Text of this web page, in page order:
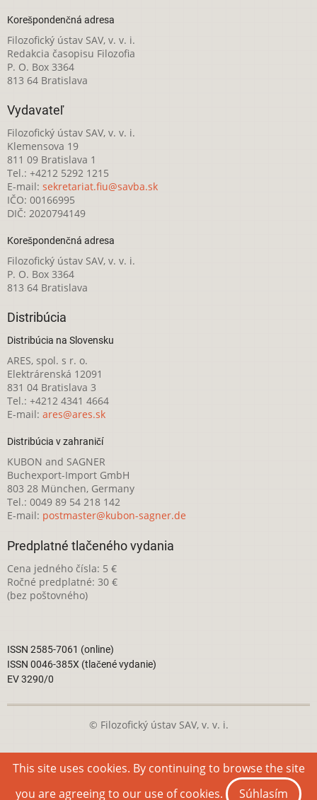
Korešpondenčná adresa
Filozofický ústav SAV, v. v. i.
Redakcia časopisu Filozofia
P. O. Box 3364
813 64 Bratislava
Vydavateľ
Filozofický ústav SAV, v. v. i.
Klemensova 19
811 09 Bratislava 1
Tel.: +4212 5292 1215
E-mail: sekretariat.fiu@savba.sk
IČO: 00166995
DIČ: 2020794149
Korešpondenčná adresa
Filozofický ústav SAV, v. v. i.
P. O. Box 3364
813 64 Bratislava
Distribúcia
Distribúcia na Slovensku
ARES, spol. s r. o.
Elektrárenská 12091
831 04 Bratislava 3
Tel.: +4212 4341 4664
E-mail: ares@ares.sk
Distribúcia v zahraničí
KUBON and SAGNER
Buchexport-Import GmbH
803 28 München, Germany
Tel.: 0049 89 54 218 142
E-mail: postmaster@kubon-sagner.de
Predplatné tlačeného vydania
Cena jedného čísla: 5 €
Ročné predplatné: 30 €
(bez poštovného)
ISSN 2585-7061 (online)
ISSN 0046-385X (tlačené vydanie)
EV 3290/0
© Filozofický ústav SAV, v. v. i.
Táto webová stránka je licencovaná podCreative Commons
Attribution-NonCommercial 4.0 International License
This site uses cookies. By continuing to browse the site
you are agreeing to our use of cookies.
Súhlasím